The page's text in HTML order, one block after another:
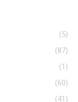
(5)
(87)
(1)
(60)
(41)